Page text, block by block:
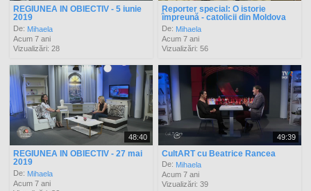
REGIUNEA IN OBIECTIV - 5 iunie
2019
De: Mihaela
Acum 7 ani
Vizualizări: 28
Reporter special: O istorie
împreună - catolicii din Moldova
De: Mihaela
Acum 7 ani
Vizualizări: 56
48:40
REGIUNEA IN OBIECTIV - 27 mai
2019
De: Mihaela
Acum 7 ani
49:39
CultART cu Beatrice Rancea
De: Mihaela
Acum 7 ani
Vizualizări: 39